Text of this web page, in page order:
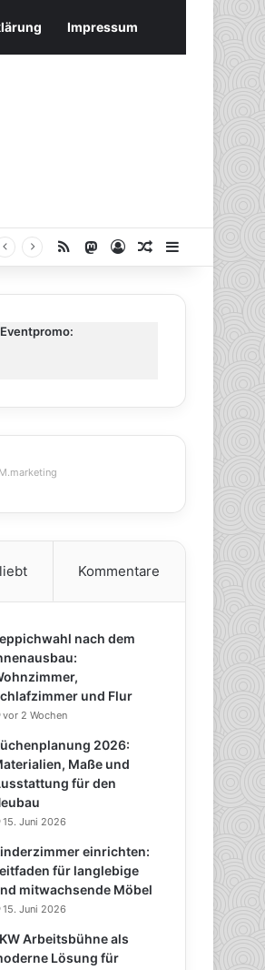
Impressum
RSS Mastodon
AnmeldenZufälliger
Kommentare
nach dem
und Flur
vor 2 Wochen
2026:
Maße und
für den
15. Juni 2026
einrichten:
für langlebige
mitwachsende Möbel
15. Juni 2026
Arbeitsbühne als
Lösung für